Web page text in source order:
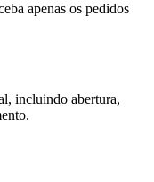
apenas os pedidos
incluindo abertura,